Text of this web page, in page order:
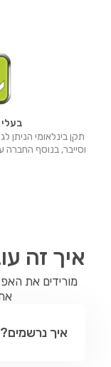
תקן בינלאומי הניתן
וסייבר, בנוסף החברה
איך זה
מורידים את
איך נרשמים?